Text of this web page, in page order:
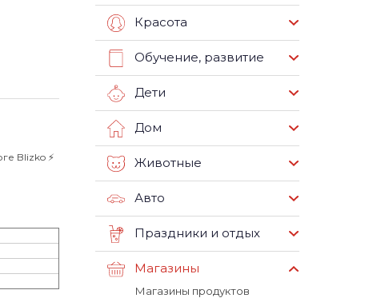
Blizko ⚡️
Красота
Обучение, развитие
Дети
Дом
Животные
Авто
Праздники и отдых
Магазины
Магазины продуктов